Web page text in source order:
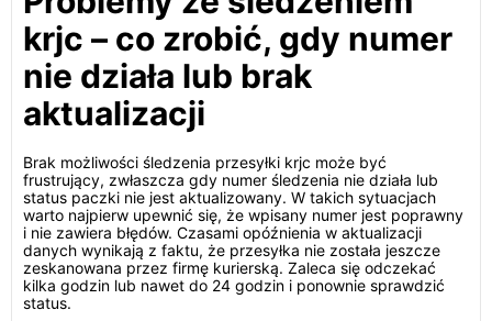
krjc – co zrobić, gdy numer
nie działa lub brak
aktualizacji
Brak możliwości śledzenia przesyłki krjc może być
frustrujący, zwłaszcza gdy numer śledzenia nie działa lub
status paczki nie jest aktualizowany. W takich sytuacjach
warto najpierw upewnić się, że wpisany numer jest poprawny
i nie zawiera błędów. Czasami opóźnienia w aktualizacji
danych wynikają z faktu, że przesyłka nie została jeszcze
zeskanowana przez firmę kurierską. Zaleca się odczekać
kilka godzin lub nawet do 24 godzin i ponownie sprawdzić
status.